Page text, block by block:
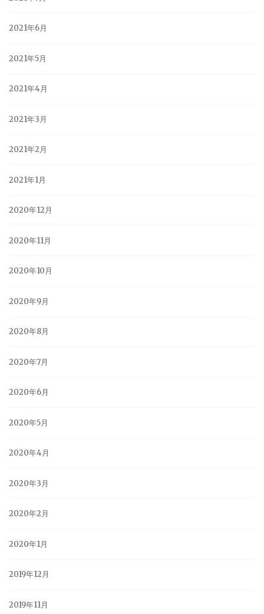
2021年6月
2021年5月
2021年4月
2021年3月
2021年2月
2021年1月
2020年12月
2020年11月
2020年10月
2020年9月
2020年8月
2020年7月
2020年6月
2020年5月
2020年4月
2020年3月
2020年2月
2020年1月
2019年12月
2019年11月